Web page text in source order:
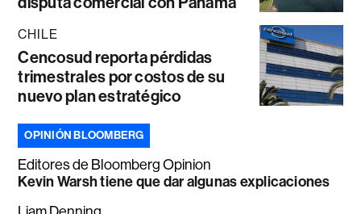
CHILE
Cencosud reporta pérdidas
trimestrales por costos de su
nuevo plan estratégico
OPINIÓN BLOOMBERG
Editores de Bloomberg Opinion
Kevin Warsh tiene que dar algunas explicaciones